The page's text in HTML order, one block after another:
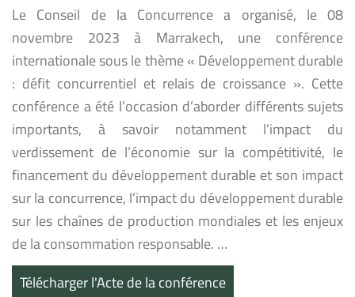
Le Conseil de la Concurrence a organisé, le 08
novembre 2023 à Marrakech, une conférence
internationale sous le thème « Développement durable
: défit concurrentiel et relais de croissance ». Cette
conférence a été l’occasion d’aborder différents sujets
importants, à savoir notamment l’impact du
verdissement de l’économie sur la compétitivité, le
financement du développement durable et son impact
sur la concurrence, l’impact du développement durable
sur les chaînes de production mondiales et les enjeux
de la consommation responsable. …
Télécharger l'Acte de la conférence